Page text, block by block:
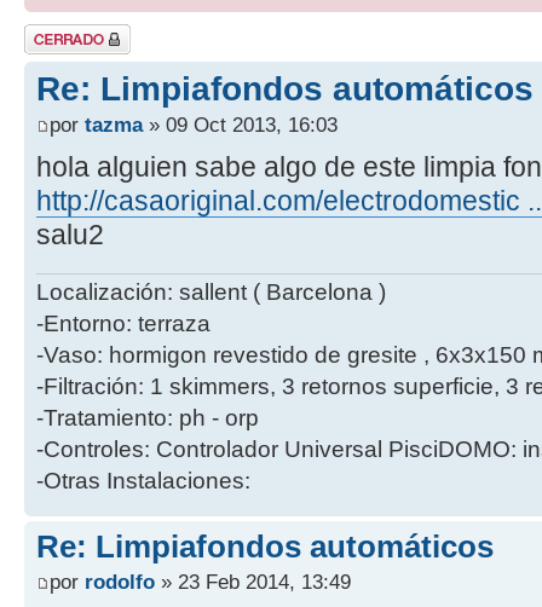
Tema cerrado
Re: Limpiafondos automáticos
por tazma» 09 Oct 2013, 16:03
hola alguien sabe algo de este limpia
http://casaoriginal.com/electrodomestic
salu2
Localización: sallent ( Barcelona )
-Entorno: terraza
-Vaso: hormigon revestido de gresite , 6x3x150
-Filtración: 1 skimmers, 3 retornos superficie, 3
-Tratamiento: ph - orp
-Controles: Controlador Universal PisciDOMO:
-Otras Instalaciones:
Re: Limpiafondos automáticos
por rodolfo » 23 Feb 2014, 13:49